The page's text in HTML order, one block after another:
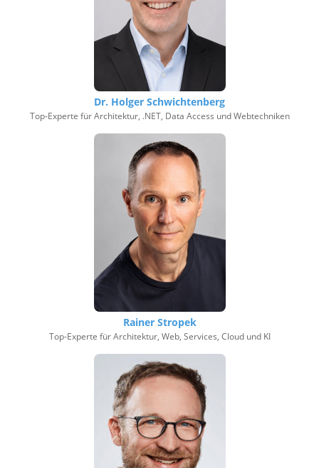
Dr. Holger Schwichtenberg
Top-Experte für Architektur, .NET, Data Access und Webtechniken
Rainer Stropek
Top-Experte für Architektur, Web, Services, Cloud und KI